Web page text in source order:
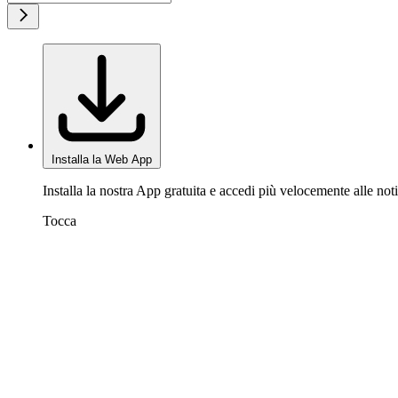
Installa la Web App
Installa la nostra App gratuita e accedi più velocemente alle
Tocca